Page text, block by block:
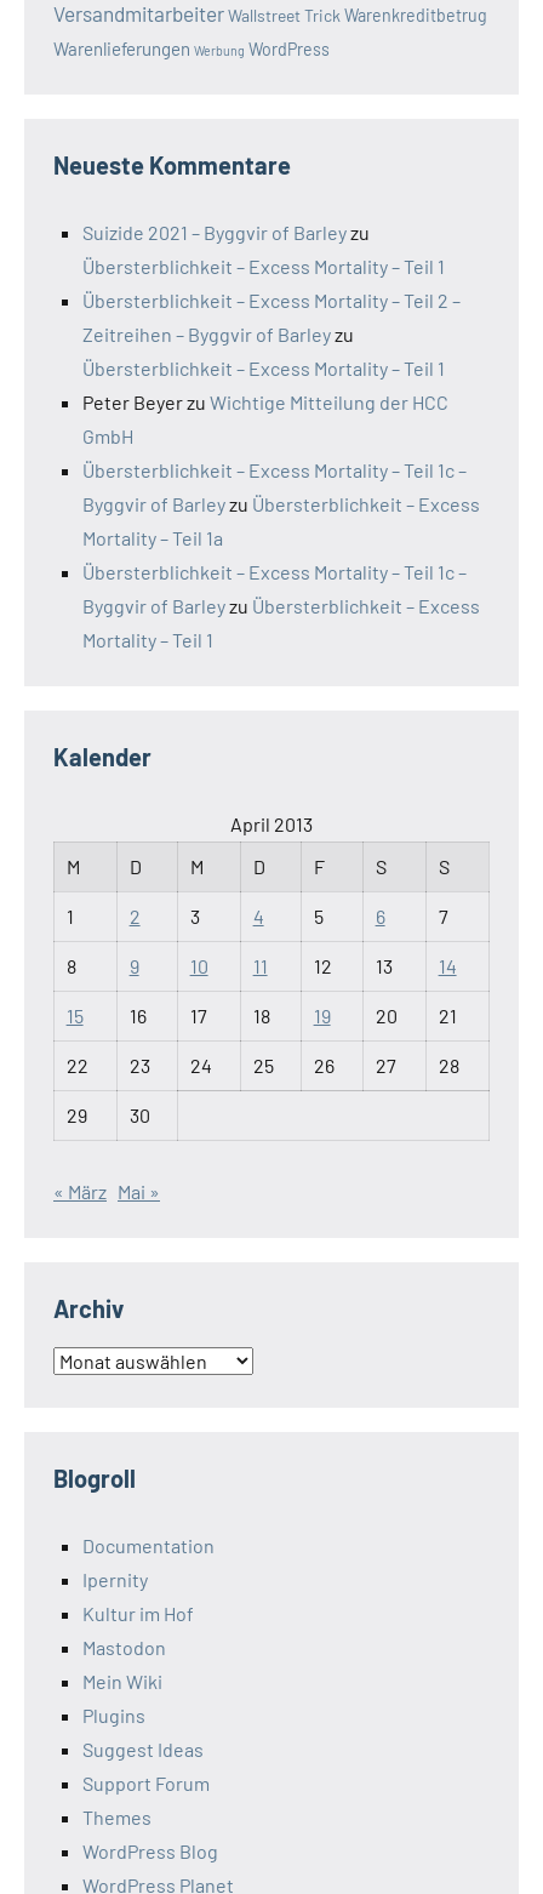
VersandmitarbeiterWallstreet Trick Warenkreditbetrug
Warenlieferungen Werbung WordPress
Neueste Kommentare
Suizide 2021 – Byggvir of Barleyzu
Übersterblichkeit – Excess Mortality – Teil 1
Übersterblichkeit – Excess Mortality – Teil 2 –
Zeitreihen – Byggvir of Barleyzu
Übersterblichkeit – Excess Mortality – Teil 1
Peter Beyerzu Wichtige Mitteilung der HCC
GmbH
Übersterblichkeit – Excess Mortality – Teil 1c –
Byggvir of Barleyzu Übersterblichkeit – Excess
Mortality – Teil 1a
Übersterblichkeit – Excess Mortality – Teil 1c –
Byggvir of Barleyzu Übersterblichkeit – Excess
Mortality – Teil 1
Kalender
April 2013
M
D M D F S S
1 2 3 4 5 6 7
8 9 10 11 12 13 14
15 16 17 18 19 20 21
22 23 24 25 26 27 28
29 30
« März Mai »
Archiv
Archiv
Blogroll
Documentation
Ipernity
Kultur im Hof
Mastodon
Mein Wiki
Plugins
Suggest Ideas
Support Forum
Themes
WordPress Blog
WordPress Planet